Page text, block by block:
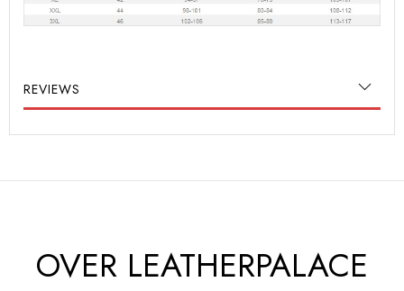
REVIEWS
OVER LEATHERPALACE